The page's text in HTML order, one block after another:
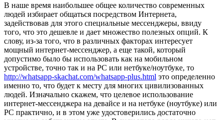
В нaшe врeмя наибольшее общее количество современных
людей избирает общаться посредством Интернета,
задействовав для этого специальные мессенджеры, ввиду
того, что это дешевле и дает множество полезных опций. К
слову, из-за того, что в различных факторах интересует
мощный интернет-мессенджер, а еще такой, который
допустимо было бы использовать как на мобильном
устройстве, точно так и на PC или нетбуке/ноутбуке, то
http://whatsapp-skachat.com/whatsapp-plus.html это определенно
именно то, что будет к месту для многих цивилизованных
людей. Изначально скажем, что целевое использование
интернет-мессенджера на девайсе и на нетбуке (ноутбуке) или
PC практично, и в этом уже удостоверились достаточно